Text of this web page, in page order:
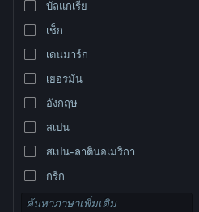
บัลแกเรีย
เช็ก
เดนมาร์ก
เยอรมัน
อังกฤษ
สเปน
สเปน-ลาตินอเมริกา
กรีก